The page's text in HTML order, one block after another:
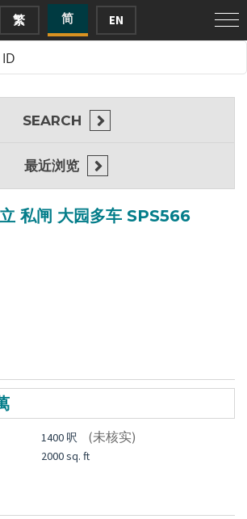
繁 简 EN
私闸 大园多车 SPS566
1400 呎 (未核实)
2000 sq. ft
SEARCH
最近浏览